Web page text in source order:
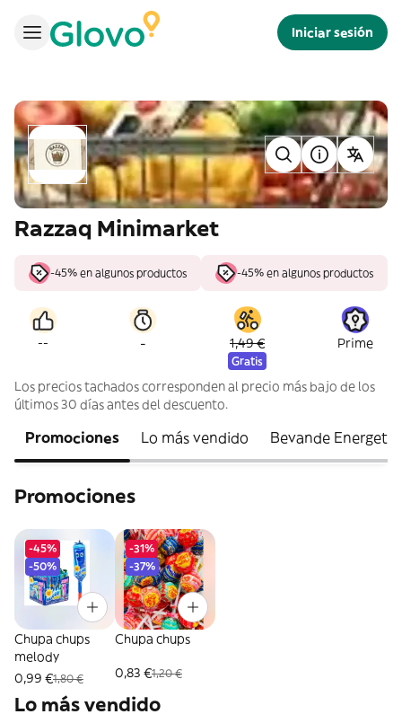
Iniciar sesión
Razzaq Minimarket
-45% en algunos productos -45% en algunos productos
-- - 1,49 €
Gratis
Prime
Los precios tachados corresponden al precio más bajo de los
últimos 30 días antes del descuento.
Promociones Lo más vendido Bevande
Promociones
-45%
-50%
Chupa chups
melody
0,99 €1,80 €
-31%
-37%
Chupa chups
0,83 €1,20 €
Lo más vendido